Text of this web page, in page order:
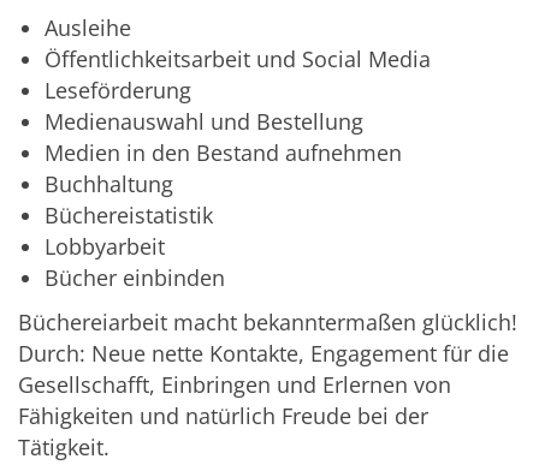
Ausleihe
Öffentlichkeitsarbeit und Social Media
Leseförderung
Medienauswahl und Bestellung
Medien in den Bestand aufnehmen
Buchhaltung
Büchereistatistik
Lobbyarbeit
Bücher einbinden
Büchereiarbeit macht bekanntermaßen glücklich!
Durch: Neue nette Kontakte, Engagement für die
Gesellschafft, Einbringen und Erlernen von
Fähigkeiten und natürlich Freude bei der
Tätigkeit.